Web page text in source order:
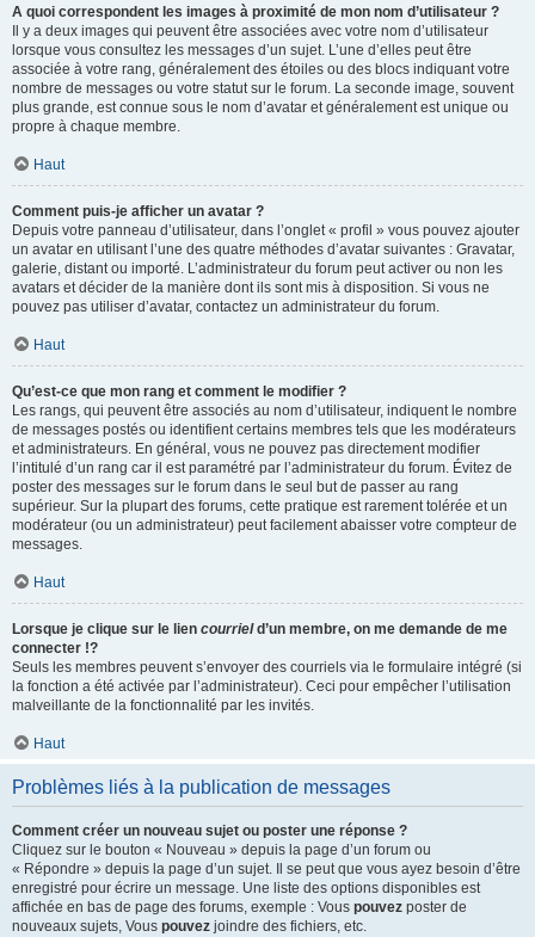
A quoi correspondent les images à proximité de mon nom d’utilisateur ?
Il y a deux images qui peuvent être associées avec votre nom d’utilisateur
lorsque vous consultez les messages d’un sujet. L’une d’elles peut être
associée à votre rang, généralement des étoiles ou des blocs indiquant votre
nombre de messages ou votre statut sur le forum. La seconde image, souvent
plus grande, est connue sous le nom d’avatar et généralement est unique ou
propre à chaque membre.
Haut
Comment puis-je afficher un avatar ?
Depuis votre panneau d’utilisateur, dans l’onglet « profil » vous pouvez ajouter
un avatar en utilisant l’une des quatre méthodes d’avatar suivantes : Gravatar,
galerie, distant ou importé. L’administrateur du forum peut activer ou non les
avatars et décider de la manière dont ils sont mis à disposition. Si vous ne
pouvez pas utiliser d’avatar, contactez un administrateur du forum.
Haut
Qu’est-ce que mon rang et comment le modifier ?
Les rangs, qui peuvent être associés au nom d’utilisateur, indiquent le nombre
de messages postés ou identifient certains membres tels que les modérateurs
et administrateurs. En général, vous ne pouvez pas directement modifier
l’intitulé d’un rang car il est paramétré par l’administrateur du forum. Évitez de
poster des messages sur le forum dans le seul but de passer au rang
supérieur. Sur la plupart des forums, cette pratique est rarement tolérée et un
modérateur (ou un administrateur) peut facilement abaisser votre compteur de
messages.
Haut
Lorsque je clique sur le lien courrield’un membre, on me demande de me
connecter !?
Seuls les membres peuvent s’envoyer des courriels via le formulaire intégré (si
la fonction a été activée par l’administrateur). Ceci pour empêcher l’utilisation
malveillante de la fonctionnalité par les invités.
Haut
Problèmes liés à la publication de messages
Comment créer un nouveau sujet ou poster une réponse ?
Cliquez sur le bouton « Nouveau » depuis la page d’un forum ou
« Répondre » depuis la page d’un sujet. Il se peut que vous ayez besoin d’être
enregistré pour écrire un message. Une liste des options disponibles est
affichée en bas de page des forums, exemple : Vous pouvez poster de
nouveaux sujets, Vous pouvez joindre des fichiers, etc.